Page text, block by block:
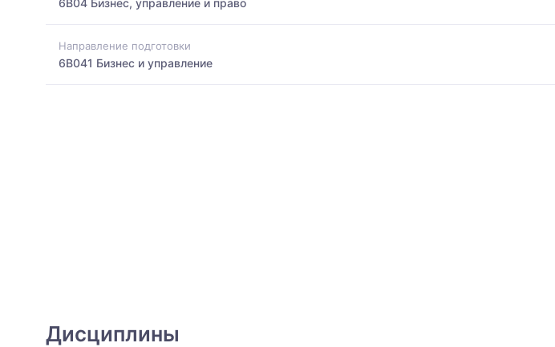
6B04 Бизнес, управление и право
Направление подготовки
6B041 Бизнес и управление
Дисциплины